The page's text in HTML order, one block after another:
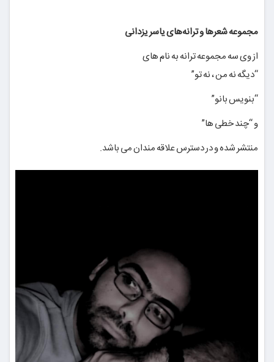
مجموعه شعرها و ترانه‌های یاسر یزدانی
از وی سه مجموعه ترانه به نام های
“دیگه نه من ، نه تو”
“بنویس بانو”
و “چند خطی ها”
منتشر شده و در دسترس علاقه مندان می باشد.